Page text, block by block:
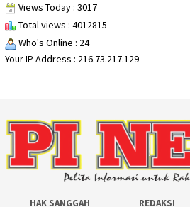
Views Today : 3017
Total views : 4012815
Who's Online : 24
Your IP Address : 216.73.217.129
HAK SANGGAH REDAKSI